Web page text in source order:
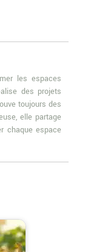
les espaces
des projets
toujours des
elle partage
chaque espace